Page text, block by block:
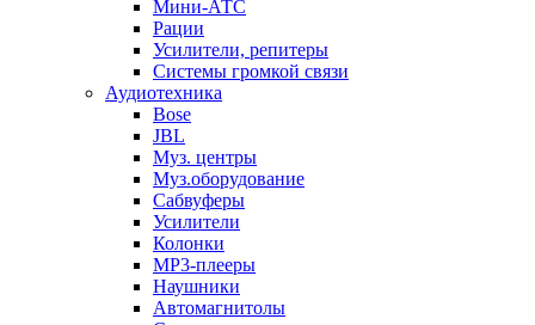
Мини-АТС
Рации
Усилители, репитеры
Системы громкой связи
Аудиотехника
Bose
JBL
Муз. центры
Муз.оборудование
Сабвуферы
Усилители
Колонки
MP3-плееры
Наушники
Автомагнитолы